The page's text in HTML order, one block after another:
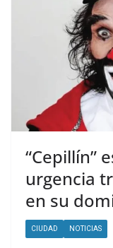
“Cepillín”
urgencia
en su
CIUDAD NOTICIAS